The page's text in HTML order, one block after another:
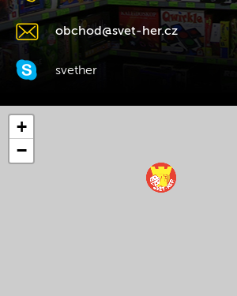
obchod@svet-her.cz
svether
+
−